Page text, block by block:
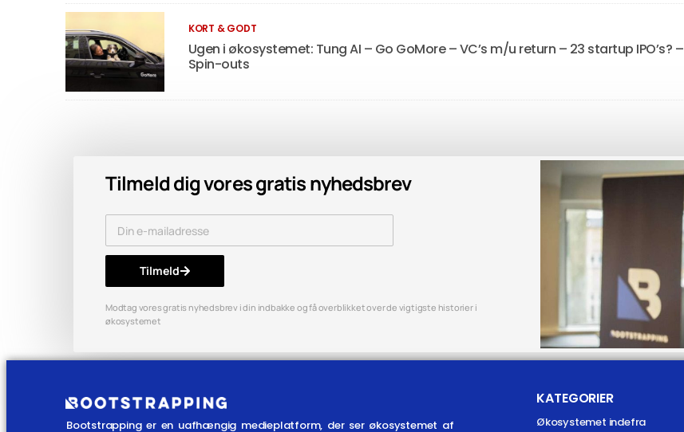
KORT & GODT
Ugen i økosystemet: Tung AI – Go GoMore – VC’s m/u return – 23 startup IPO’s? –
Spin-outs
Tilmeld dig vores gratis nyhedsbrev
Tilmeld
Modtag vores gratis nyhedsbrev i din indbakke og få overblikket over de vigtigste historier i
økosystemet
Bootstrapping er en uafhængig medieplatform, der ser økosystemet af
KATEGORIER
Økosystemet indefra